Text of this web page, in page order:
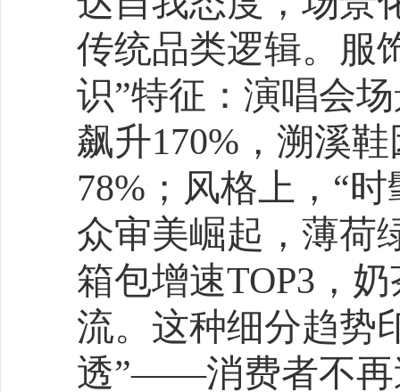
透率突破20%。传统滋补
型抢占办公室场景，即食
泡粉在90后女性中的渗透
作为国内领先的商业查
查的海量商业大数据，可
电商大促狂欢节相关产业
势。不仅如此，天眼查还
业履历、司法案件、深度
维度的内容，更可实现从
险的全方位把控，针对个
个性化需求，提供对应的